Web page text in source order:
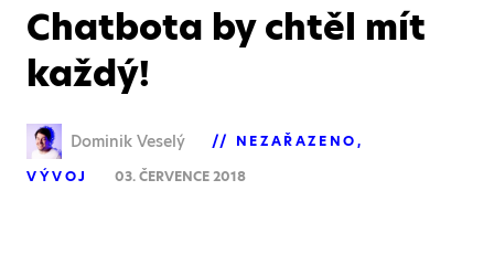
Chatbota by chtěl mít
každý!
Dominik Veselý
NEZAŘAZENO
VÝVOJ
03. ČERVENCE 2018